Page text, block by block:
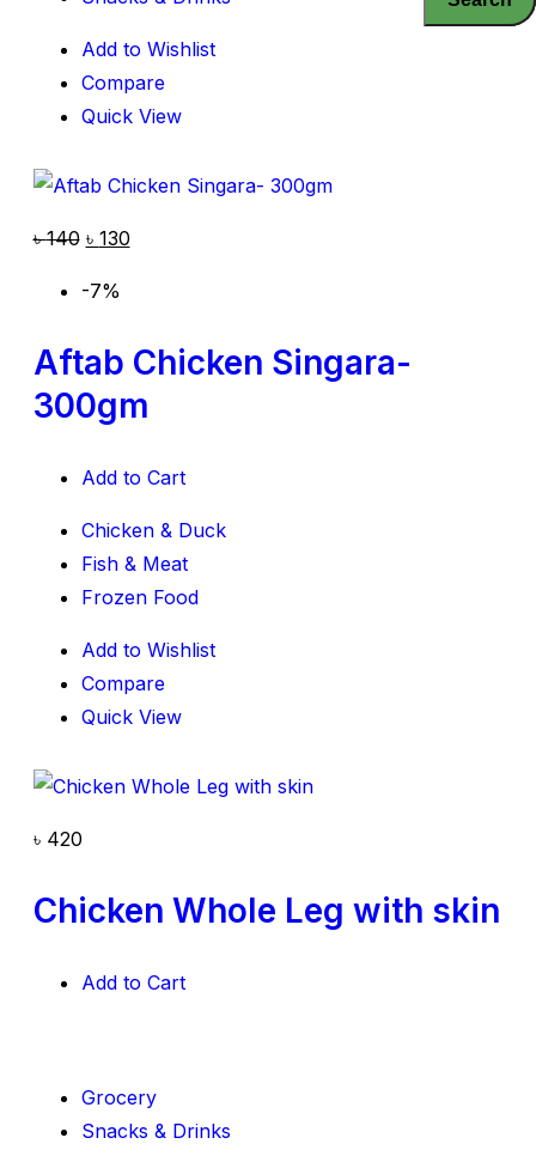
Add to Wishlist
Compare
Quick View
৳140 ৳ 130
-7%
Aftab Chicken Singara-
300gm
Add to Cart
Chicken & Duck
Fish & Meat
Frozen Food
Add to Wishlist
Compare
Quick View
৳ 420
Chicken Whole Leg with skin
Add to Cart
Grocery
Snacks & Drinks